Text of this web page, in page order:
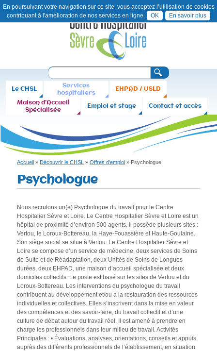
Aller
au
contenu
Contact
Plan
du
site
C
H
L
F
r
u
l
a
i
r
d
e
r
e
c
h
e
r
c
h
e
R
e
e
e
Le CHSL
Services
hospitaliers
EHPAD / USLD
Maison d'Accueil
Spécialisée
Emploi et stage Contact et accès
êtes
Accueil » Découvrir le CHSL » Offres d'emploi » Psychologue
Psychologue
Nous recrutons un(e) Psychologue du travail pour le Centre
Hospitalier Sèvre et Loire. Le Centre Hospitalier Sèvre et Loire est un
hôpital de proximité d’environ 500 agents. Il possède plusieurs sites :
Vertou, le Loroux-Bottereau, la Haye-Fouassière et Haute-Goulaine.
Son siège social se situe à Vertou. Le Centre Hospitalier Sèvre et
Loire se compose d’un service de médecine, deux services de Soins
de Suite et de Réadaptation, deux Unités de Soins de Longues
durées, deux EHPAD, une maison d’accueil spécialisée et deux
domiciles collectifs. Le poste est basé sur les sites de Vertou et du
Loroux-Bottereau. Les interventions du psychologue du travail
contribuent au développement et/ou à la restauration des ressources
individuelles et collectives. Elles s’inscrivent dans la mise en valeur
des compétences et des savoir-faire, du travail collectif et d’une
culture de débat autour du travail réel. Il est amené à prendre en
charge les professionnels dans leur milieu de travail. Activités
Principales : • Évaluations, analyses, orientations, conseils et appuis
auprès des différents professionnels de l’établissement, en situation
En poursuivant votre navigation sur ce site, vous acceptez l’utilisation de cookies
contribuant à l'amélioration de nos services en ligne.
OK En savoir plus